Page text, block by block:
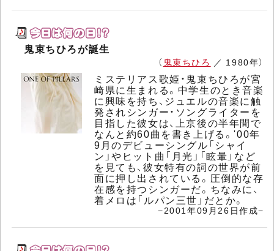
鬼束ちひろが誕生
（ 鬼束ちひろ ／ 1980年）
ミステリアス歌姫・鬼束ちひろが宮
崎県に生まれる。中学生のとき音楽
に興味を持ち、ジュエルの音楽に触
発されシンガー・ソングライターを
目指した彼女は、上京後の半年間で
なんと約60曲を書き上げる。'00年
9月のデビューシングル「シャイ
ン」やヒット曲「月光」「眩暈」など
を見ても、彼女特有の詞の世界が前
面に押し出されている。圧倒的な存
在感を持つシンガーだ。ちなみに、
着メロは「ルパン三世」だとか。
−2001年09月26日作成−